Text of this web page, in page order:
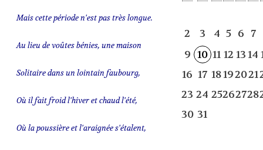
Mais cette période n'est pas très longue.
Au lieu de voûtes bénies, une maison
Solitaire dans un lointain faubourg,
Où il fait froid l'hiver et chaud l'été,
Où la poussière et l'araignée s'étalent,
2 3 4 5 6 7
9 10 11 12 1314
16 17 18192021
23 24 25262728
30 31